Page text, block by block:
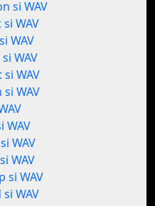
si WAV
WAV
WAV
WAV
WAV
WAV
WAV
WAV
WAV
si WAV
WAV